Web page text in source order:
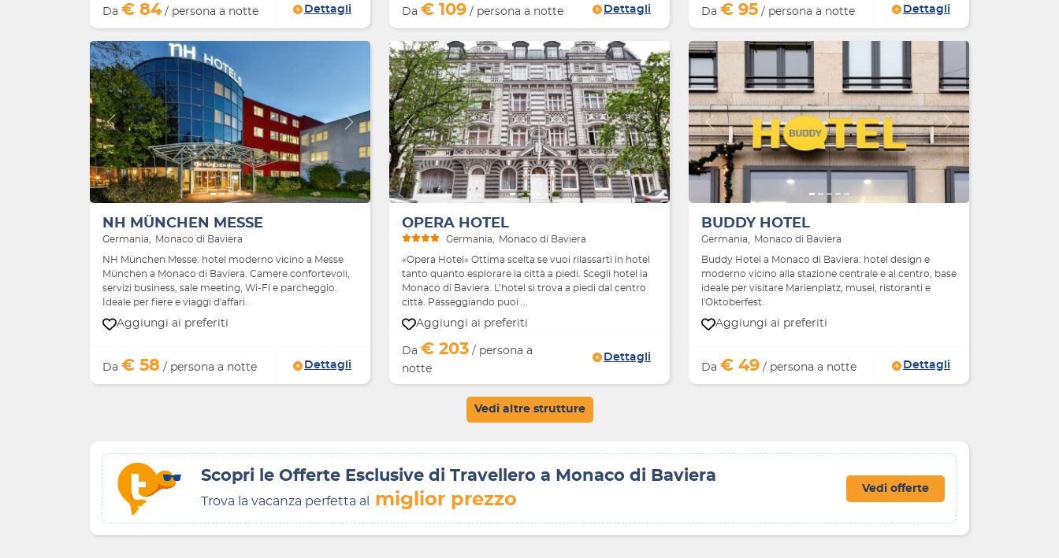
Da € 84/ persona a notte Dettagli Da € 109 / persona a notte Dettagli Da € 95 / persona a notte Dettagli
Indietro Avanti
NH MÜNCHEN MESSE
Germania Monaco di Baviera
NH München Messe: hotel moderno vicino a Messe
München a Monaco di Baviera. Camere confortevoli,
servizi business, sale meeting, Wi-Fi e parcheggio.
Ideale per fiere e viaggi d'affari.
Aggiungi ai preferiti
Da € 58 / persona a notte Dettagli
Indietro Avanti
OPERA HOTEL
Germania Monaco di Baviera
«Opera Hotel» Ottima scelta se vuoi rilassarti in hotel
tanto quanto esplorare la città a piedi. Scegli hotel ia
Monaco di Baviera. L’hotel si trova a piedi dal centro
città. Passeggiando puoi ...
Aggiungi ai preferiti
Da € 203 / persona a
notte
Dettagli
Indietro Avanti
BUDDY HOTEL
Germania Monaco di Baviera
Buddy Hotel a Monaco di Baviera: hotel design e
moderno vicino alla stazione centrale e al centro, base
ideale per visitare Marienplatz, musei, ristoranti e
l'Oktoberfest.
Aggiungi ai preferiti
Da € 49 / persona a notte Dettagli
Vedi altre strutture
Scopri le Offerte Esclusive di Travellero a Monaco di Baviera
Trova la vacanza perfetta al miglior prezzo
Vedi offerte